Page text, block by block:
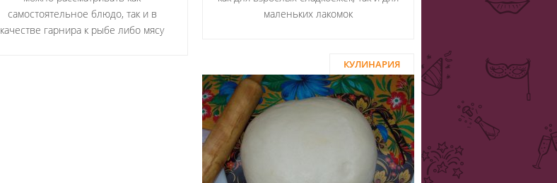
самостоятельное блюдо, так и в
качестве гарнира к рыбе либо мясу
маленьких лакомок
КУЛИНАРИЯ